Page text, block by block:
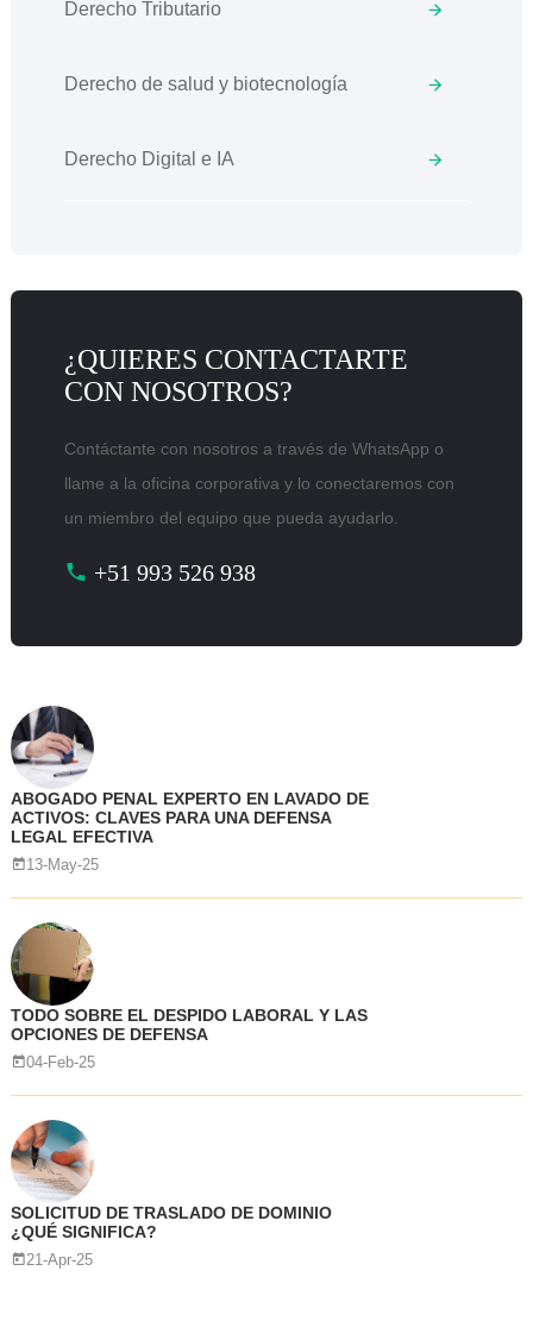
Derecho Tributario
Derecho de salud y biotecnología
Derecho Digital e IA
¿QUIERES CONTACTARTE
CON NOSOTROS?
Contáctante con nosotros a través de WhatsApp o
llame a la oficina corporativa y lo conectaremos con
un miembro del equipo que pueda ayudarlo.
+51 993 526 938
ABOGADO PENAL EXPERTO EN LAVADO DE
ACTIVOS: CLAVES PARA UNA DEFENSA
LEGAL EFECTIVA
13-May-25
TODO SOBRE EL DESPIDO LABORAL Y LAS
OPCIONES DE DEFENSA
04-Feb-25
SOLICITUD DE TRASLADO DE DOMINIO
¿QUÉ SIGNIFICA?
21-Apr-25